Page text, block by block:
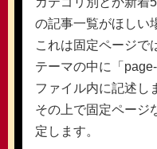
の記事一覧がほしい
これは固定ページで
テーマの中に「
ファイル内に記述し
その上で固定ページ
定します。